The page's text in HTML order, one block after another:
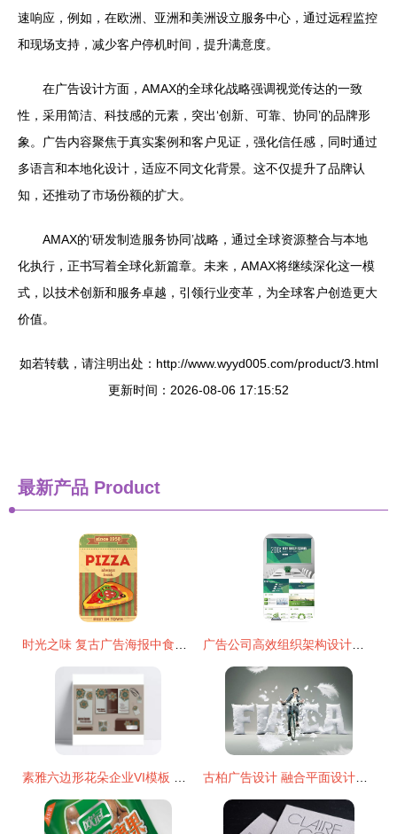
速响应，例如，在欧洲、亚洲和美洲设立服务中心，通过远程监控
和现场支持，减少客户停机时间，提升满意度。
在广告设计方面，AMAX的全球化战略强调视觉传达的一致
性，采用简洁、科技感的元素，突出‘创新、可靠、协同’的品牌形
象。广告内容聚焦于真实案例和客户见证，强化信任感，同时通过
多语言和本地化设计，适应不同文化背景。这不仅提升了品牌认
知，还推动了市场份额的扩大。
AMAX的‘研发制造服务协同’战略，通过全球资源整合与本地
化执行，正书写着全球化新篇章。未来，AMAX将继续深化这一模
式，以技术创新和服务卓越，引领行业变革，为全球客户创造更大
价值。
如若转载，请注明出处：http://www.wyyd005.com/product/3.html
更新时间：2026-08-06 17:15:52
最新产品 Product